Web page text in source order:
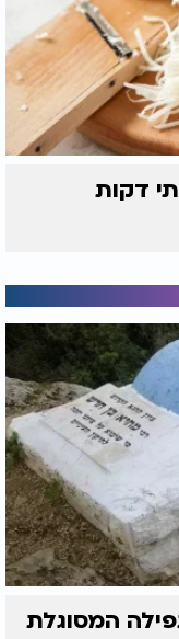
דקות
המסוגלת